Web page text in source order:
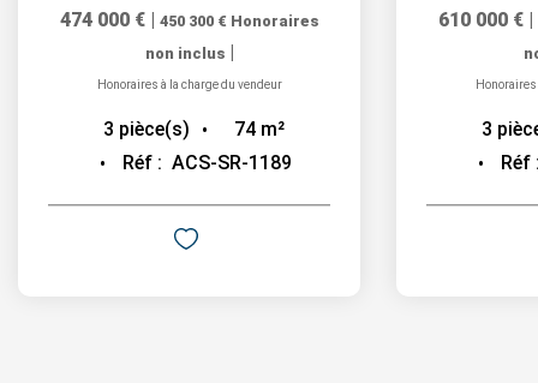
474 000 € | 450 300 € Honoraires
non inclus |
Honoraires à la charge du vendeur
3 pièce(s) 74 m²
Réf : ACS-SR-1189
610 000 € |
3
Réf